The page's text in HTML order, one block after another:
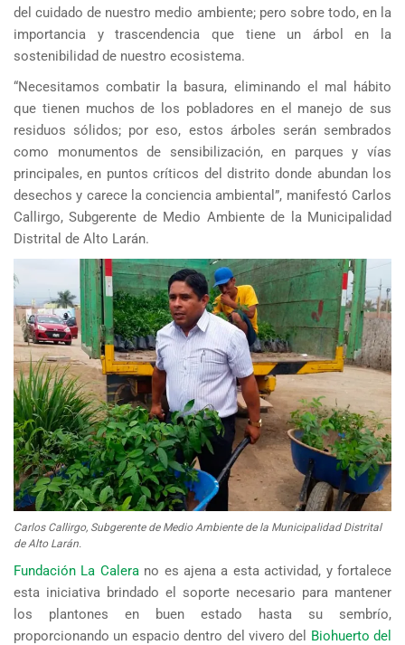
del cuidado de nuestro medio ambiente; pero sobre todo, en la
importancia y trascendencia que tiene un árbol en la
sostenibilidad de nuestro ecosistema.
“Necesitamos combatir la basura, eliminando el mal hábito
que tienen muchos de los pobladores en el manejo de sus
residuos sólidos; por eso, estos árboles serán sembrados
como monumentos de sensibilización, en parques y vías
principales, en puntos críticos del distrito donde abundan los
desechos y carece la conciencia ambiental”, manifestó Carlos
Callirgo, Subgerente de Medio Ambiente de la Municipalidad
Distrital de Alto Larán.
Carlos Callirgo, Subgerente de Medio Ambiente de la Municipalidad Distrital
de Alto Larán.
Fundación La Calera no es ajena a esta actividad, y fortalece
esta iniciativa brindado el soporte necesario para mantener
los plantones en buen estado hasta su sembrío,
proporcionando un espacio dentro del vivero del Biohuerto del